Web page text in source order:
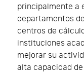
principalmente a
departamentos
centros de
instituciones
mejorar su
alta capacidad